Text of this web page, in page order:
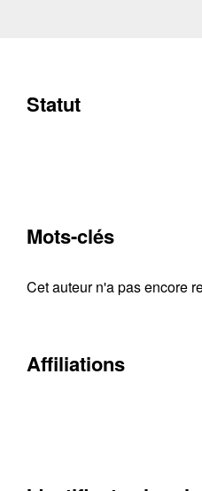
Statut
Mots-clés
Cet auteur n'a pas encore
Affiliations
Contacter